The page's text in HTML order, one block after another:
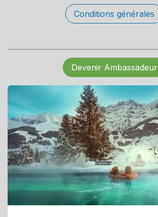
Conditions générales
Devenir Ambassadeur